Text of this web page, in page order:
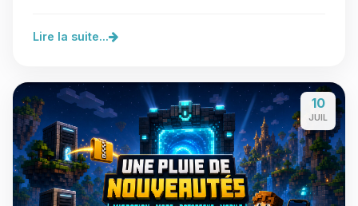
Lire la suite...
10
JUIL